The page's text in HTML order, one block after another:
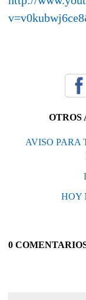
OTROS
AVISO PARA
HOY
0